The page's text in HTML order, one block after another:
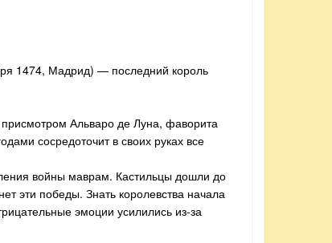
1474, Мадрид) — последний король
Альваро де Луна, фаворита
сосредоточит в своих руках все
войны маврам. Кастильцы дошли до
эти победы. Знать королевства начала
эмоции усилились из-за